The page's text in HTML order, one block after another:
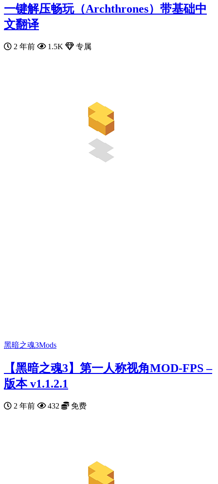
一键解压畅玩（Archthrones）带基础中
文翻译
2 年前 1.5K 专属
黑暗之魂3Mods
【黑暗之魂3】第一人称视角MOD-FPS –
版本 v1.1.2.1
2 年前 432 免费